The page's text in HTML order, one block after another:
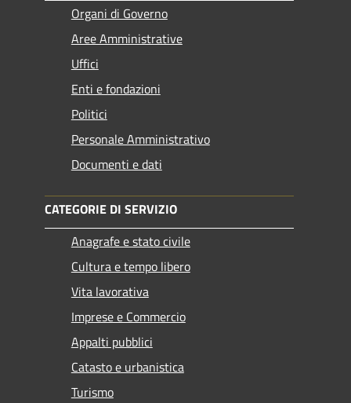
Organi di Governo
Aree Amministrative
Uffici
Enti e fondazioni
Politici
Personale Amministrativo
Documenti e dati
CATEGORIE DI SERVIZIO
Anagrafe e stato civile
Cultura e tempo libero
Vita lavorativa
Imprese e Commercio
Appalti pubblici
Catasto e urbanistica
Turismo